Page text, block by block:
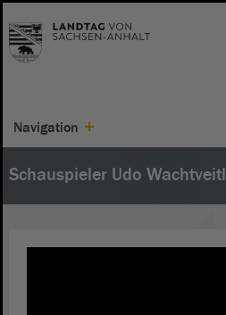
Navigation
Schauspieler Udo Wachtveitl